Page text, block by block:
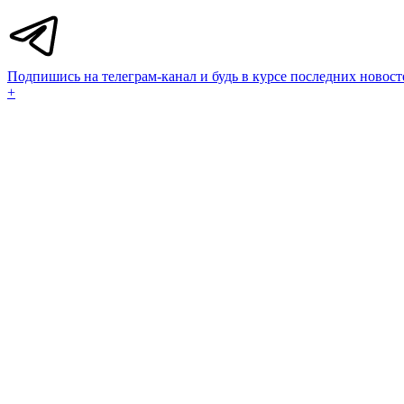
Подпишись на телеграм-канал и будь в курсе последних
+